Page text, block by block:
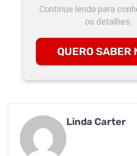
Continue lendo para
os detalhes.
QUERO SABER
Linda Carter